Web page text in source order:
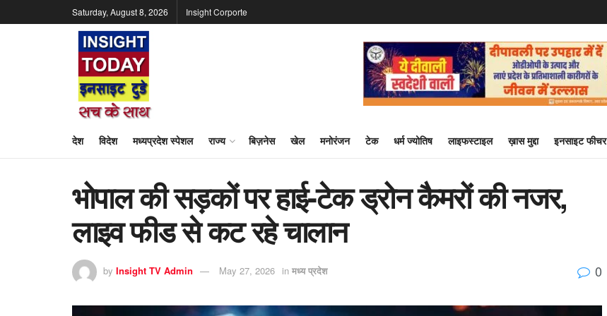
Saturday, August 8, 2026 Insight Corporte
देश विदेश मध्यप्रदेश स्पेशल राज्य बिज़नेस खेल मनोरंजन टेक धर्म ज्योतिष लाइफस्टाइल ख़ास मुद्दा इनसाइट फीचर
भोपाल की सड़कों पर हाई-टेक ड्रोन कैमरों की नजर,
लाइव फीड से कट रहे चालान
by Insight TV Admin May 27, 2026 in मध्य प्रदेश 0